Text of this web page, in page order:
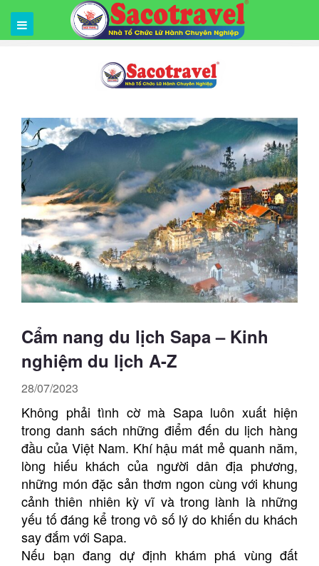
Cẩm nang du lịch Sapa – Kinh
nghiệm du lịch A-Z
28/07/2023
Không phải tình cờ mà Sapa luôn xuất hiện
trong danh sách những điểm đến du lịch hàng
đầu của Việt Nam. Khí hậu mát mẻ quanh năm,
lòng hiếu khách của người dân địa phương,
những món đặc sản thơm ngon cùng với khung
cảnh thiên nhiên kỳ vĩ và trong lành là những
yếu tố đáng kể trong vô số lý do khiến du khách
say đắm với Sapa.
Nếu bạn đang dự định khám phá vùng đất